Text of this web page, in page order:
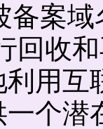
备案
回收
用互
个潜